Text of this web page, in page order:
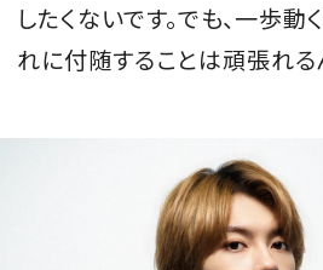
したくないです。でも、一歩動
れに付随することは頑張れる